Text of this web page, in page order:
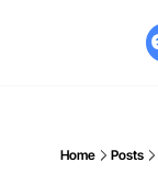
Home Posts